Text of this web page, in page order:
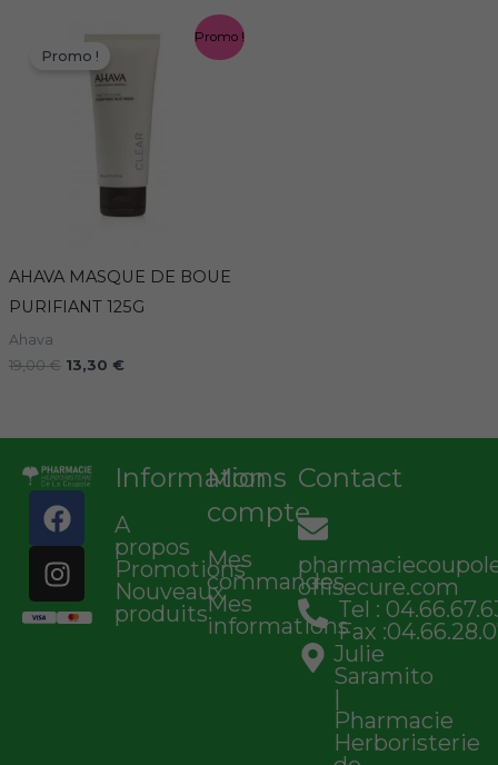
Promo !
Promo !
AHAVA MASQUE DE BOUE
PURIFIANT 125G
Ahava
19,00€
prix
initial
était :
19,00 €.
13,30 €
est :
13,30 €.
F
a
c
e
b
I
n
s
t
a
Informations
A
propos
Promotions
Nouveaux
produits
Mon
compte
Mes
commandes
Mes
informations
Contact
offisecure.com
Tel :
Fax
Julie
Saramito
|
Pharmacie
Herboristerie